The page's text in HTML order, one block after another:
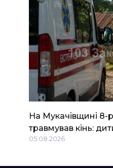
На Мукачівщині 8-
травмував кінь:
05.08.2026